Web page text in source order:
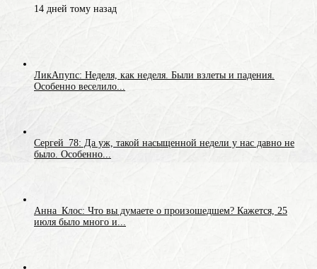
14 дней тому назад
ЛикАпупс: Неделя, как неделя. Были взлеты и падения.
Особенно веселило...
Сергей_78: Да уж, такой насыщенной недели у нас давно не
было. Особенно...
Анна_Клос: Что вы думаете о произошедшем? Кажется, 25
июля было много и...